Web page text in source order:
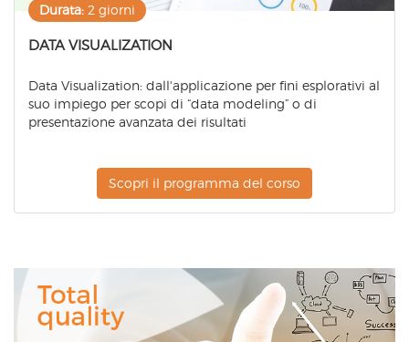
Durata: 2 giorni
DATA VISUALIZATION
Data Visualization: dall'applicazione per fini esplorativi al
suo impiego per scopi di “data modeling” o di
presentazione avanzata dei risultati
Scopri il programma del corso
Quality